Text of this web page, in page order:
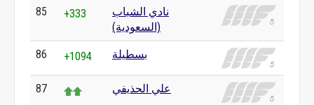
85 +333
نادي الشباب
(السعودية)
86 +1094 بسطيلة
87 علي الحذيفي